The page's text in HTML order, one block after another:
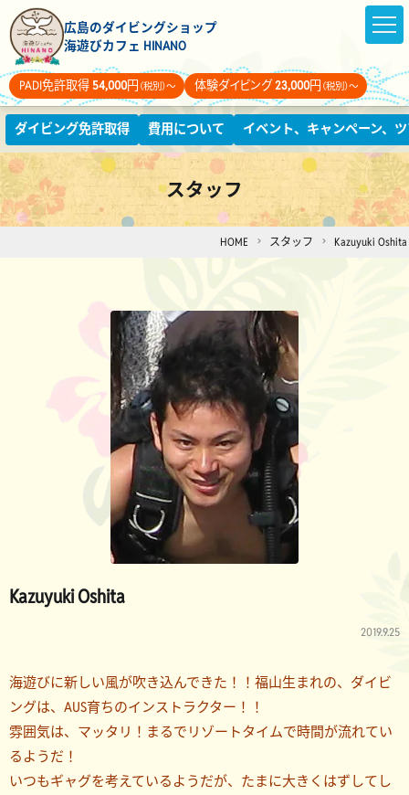
広島のダイビングショップ
海遊びカフェ HINANO
PADI免許取得54,000円 （税別）～ 体験ダイビング23,000円 （税別）～
ダイビング免許取得 費用について イベント、キャンペーン、
スタッフ
HOME スタッフ Kazuyuki Oshita
Kazuyuki Oshita
2019.9.25
海遊びに新しい風が吹き込んできた！！福山生まれの、ダイビ
ングは、AUS育ちのインストラクター！！
雰囲気は、マッタリ！まるでリゾートタイムで時間が流れてい
るようだ！
いつもギャグを考えているようだが、たまに大きくはずしてし